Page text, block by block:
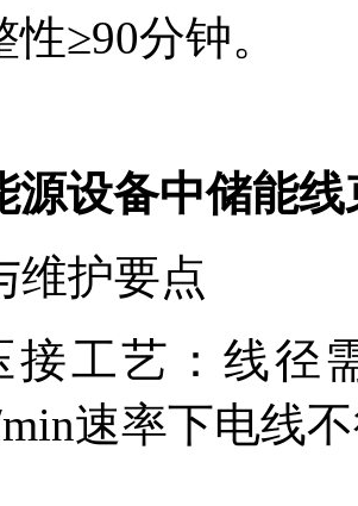
≥90分钟。
源设备中储能线
维护要点
接工艺：线径
速率下电线